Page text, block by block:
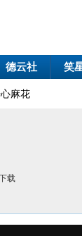
德云社 笑
麻花
载